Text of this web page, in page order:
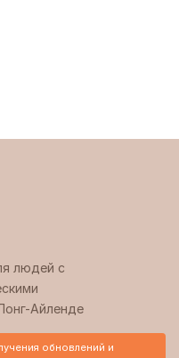
людей с
Айленде
обновлений и